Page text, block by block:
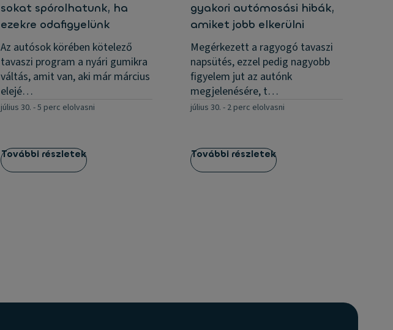
sokat spórolhatunk, ha
ezekre odafigyelünk
Az autósok körében kötelező
tavaszi program a nyári gumikra
váltás, amit van, aki már március
elejé…
július 30. -5 perc elolvasni
További részletek
gyakori autómosási hibák,
amiket jobb elkerülni
Megérkezett a ragyogó tavaszi
napsütés, ezzel pedig nagyobb
figyelem jut az autónk
megjelenésére, t…
július 30. - 2 perc elolvasni
További részletek